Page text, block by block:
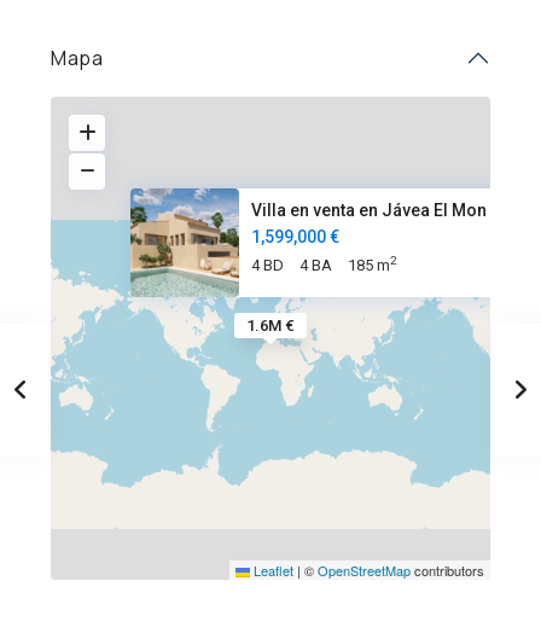
Mapa
1.6M €
Villa en venta en Jávea El Mon
1,599,000 €
4 BD 4 BA 185 m2
Leaflet | ©OpenStreetMapcontributors